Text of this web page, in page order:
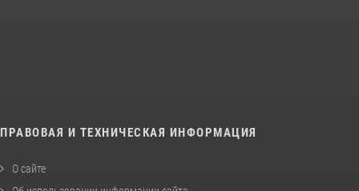
ПРАВОВАЯ И ТЕХНИЧЕСКАЯ ИНФОРМАЦИЯ
О сайте